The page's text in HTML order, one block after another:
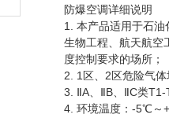
防爆空调详细说明
1. 本产品适用于石油
生物工程、航天航空
度控制要求的场所；
2. 1区、2区危险气体
3. ⅡA、ⅡB、ⅡC类T1-
4. 环境温度：-5℃～